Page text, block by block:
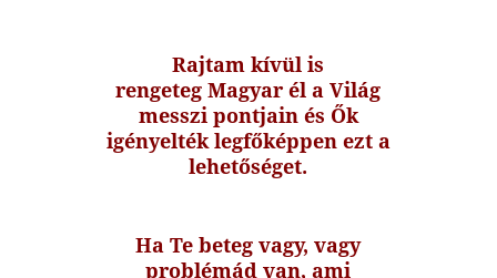
Rajtam kívül is
rengeteg Magyar él a Világ
messzi pontjain és Ők
igényelték legfőképpen ezt a
lehetőséget.
Ha Te beteg vagy, vagy
problémád van, ami